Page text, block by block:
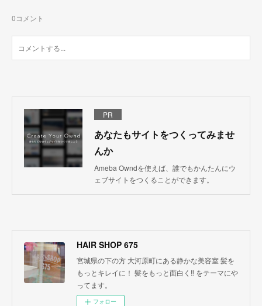
0コメント
PR
あなたもサイトをつくってみませ
んか
Ameba Owndを使えば、誰でもかんたんにウ
ェブサイトをつくることができます。
HAIR SHOP 675
宮城県の下の方 大河原町にある静かな美容室 髪を
もっとキレイに！ 髪をもっと面白く‼︎ をテーマにや
ってます。
フォロー